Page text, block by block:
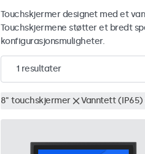
Touchskjermer designet med et
Touchskjermene støtter et bredt
konfigurasjonsmuligheter.
1 resultater
8" touchskjermer Vanntett (IP65)